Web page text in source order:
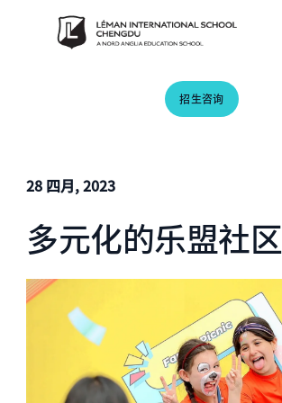
招生咨询
28 四月, 2023
多元化的乐盟社区